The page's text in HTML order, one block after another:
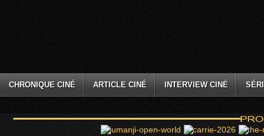
CHRONIQUE CINÉ ARTICLE CINÉ INTERVIEW CINÉ